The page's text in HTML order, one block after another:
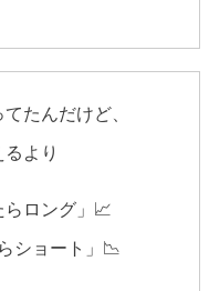
たんだけど、
より
らロング」📈
ショート」📉